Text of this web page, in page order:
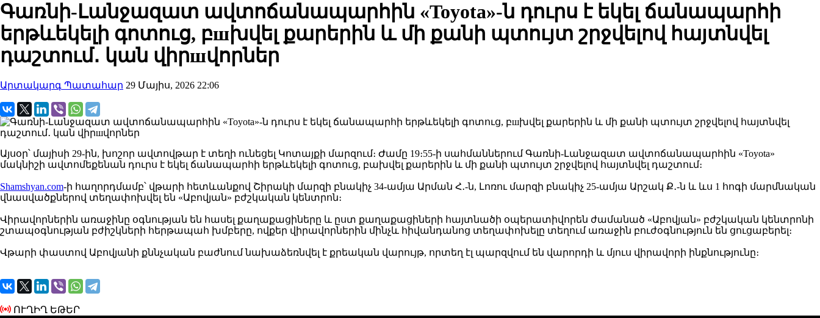
Գառնի-Լանջազատ ավտոճանապարհին «Toyota»-ն դուրս է եկել ճանապարհի
երթևեկելի գոտուց, բшխվել քարերին և մի քանի պտույտ շրջվելով հայտնվել
դաշտում․ կան վիրшվորներ
Արտակարգ Պատահար 29 Մայիս, 2026 22:06
Այսօր՝ մայիսի 29-ին, խոշոր ավտովթար է տեղի ունեցել Կոտայքի մարզում։ Ժամը 19։55-ի սահմաններում Գառնի-Լանջազատ ավտոճանապարհին «Toyota»
մակնիշի ավտոմեքենան դուրս է եկել ճանապարհի երթևեկելի գոտուց, բախվել քարերին և մի քանի պտույտ շրջվելով հայտնվել դաշտում։
Shamshyan.com-ի հաղորդմամբ՝ վթարի հետևանքով Շիրակի մարզի բնակիչ 34-ամյա Արման Հ․-ն, Լոռու մարզի բնակիչ 25-ամյա Արշակ Ք․-ն և ևս 1 հոգի մարմնական
վնասվածքներով տեղափոխվել են «Աբովյան» բժշկական կենտրոն։
Վիրավորներին առաջինը օգնության են հասել քաղաքացիները և ըստ քաղաքացիների հայտնածի օպերատիվորեն ժամանած «Աբովյան» բժշկական կենտրոնի
շտապօգնության բժիշկների հերթապահ խմբերը, ովքեր վիրավորներին մինչև հիվանդանոց տեղափոխելը տեղում առաջին բուժօգնություն են ցուցաբերել։
Վթարի փաստով Աբովյանի քննչական բաժնում նախաձեռնվել է քրեական վարույթ, որտեղ էլ պարզվում են վարորդի և մյուս վիրավորի ինքնությունը։
ՈՒՂԻՂ ԵԹԵՐ